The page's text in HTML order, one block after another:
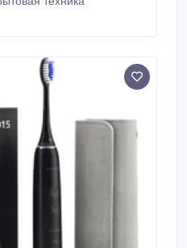
насадок подойдет всей
Revyline RL 450